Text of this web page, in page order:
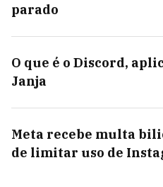
parado
O que é o Discord,
Janja
Meta recebe multa
de limitar uso de